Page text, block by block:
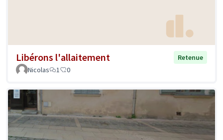
Libérons l'allaitement
Retenue
Nicolas
1 0